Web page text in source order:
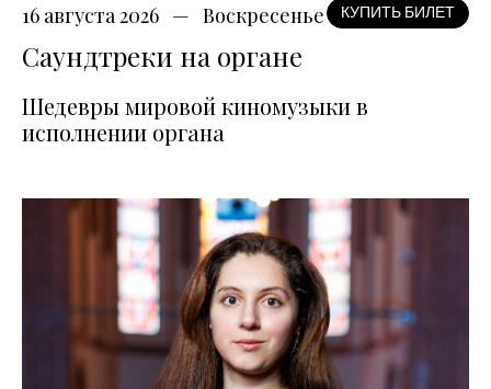
16 августа 2026 Воскресенье КУПИТЬ БИЛЕТ
Саундтреки на органе
Шедевры мировой киномузыки в
исполнении органа